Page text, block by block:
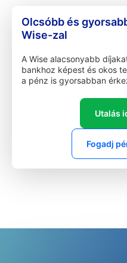
Olcsóbb és
Wise-zal
A Wise alacsonyabb
bankhoz képest és okos
a pénz is gyorsabban
Utalás
Fogadj